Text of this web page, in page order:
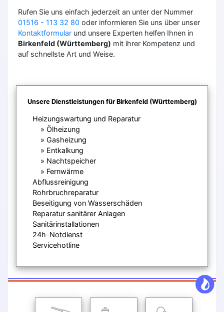
Rufen Sie uns einfach jederzeit an unter der Nummer
01516 - 113 32 80 oder informieren Sie uns über unser
Kontaktformular und unsere Experten helfen Ihnen in
Birkenfeld (Württemberg) mit ihrer Kompetenz und
auf schnellste Art und Weise.
Unsere Dienstleistungen für Birkenfeld (Württemberg)
Heizungswartung und Reparatur
Ölheizung
Gasheizung
Entkalkung
Nachtspeicher
Fernwärme
Abflussreinigung
Rohrbruchreparatur
Beseitigung von Wasserschäden
Reparatur sanitärer Anlagen
Sanitärinstallationen
24h-Notdienst
Servicehotline